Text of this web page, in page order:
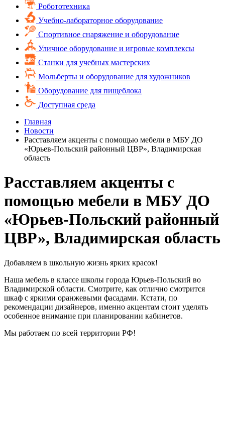
Робототехника
Учебно-лабораторное оборудование
Спортивное снаряжение и оборудование
Уличное оборудование и игровые комплексы
Cтанки для учебных мастерских
Мольберты и оборудование для художников
Оборудование для пищеблока
Доступная среда
Главная
Новости
Расставляем акценты с помощью мебели в МБУ ДО
«Юрьев-Польский районный ЦВР», Владимирская
область
Расставляем акценты с
помощью мебели в МБУ ДО
«Юрьев-Польский районный
ЦВР», Владимирская область
Добавляем в школьную жизнь ярких красок!
Наша мебель в классе школы города Юрьев-Польский во
Владимирской области. Смотрите, как отлично смотрится
шкаф с яркими оранжевыми фасадами. Кстати, по
рекомендации дизайнеров, именно акцентам стоит уделять
особенное внимание при планировании кабинетов.
Мы работаем по всей территории РФ!